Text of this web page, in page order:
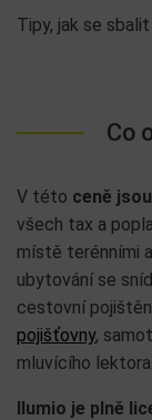
Tipy, jak se
Co
V této ceně
všech tax a
místě terénními
ubytování se
cestovní
pojišťovny,
mluvícího lektora.
Ilumio je plně